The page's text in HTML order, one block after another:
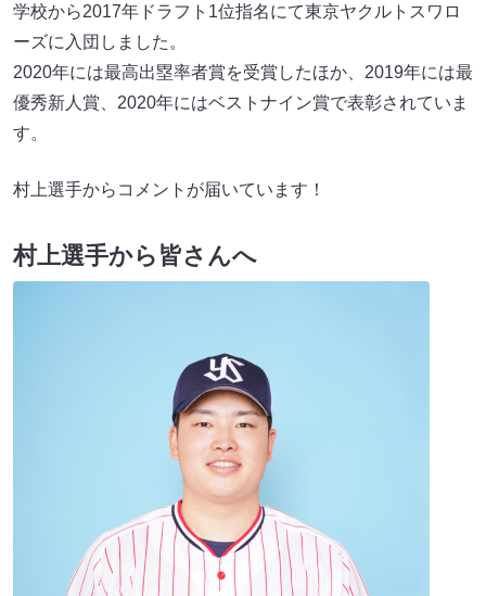
学校から2017年ドラフト1位指名にて東京ヤクルトスワロ
ーズに入団しました。
2020年には最高出塁率者賞を受賞したほか、2019年には最
優秀新人賞、2020年にはベストナイン賞で表彰されていま
す。
村上選手からコメントが届いています！
村上選手から皆さんへ